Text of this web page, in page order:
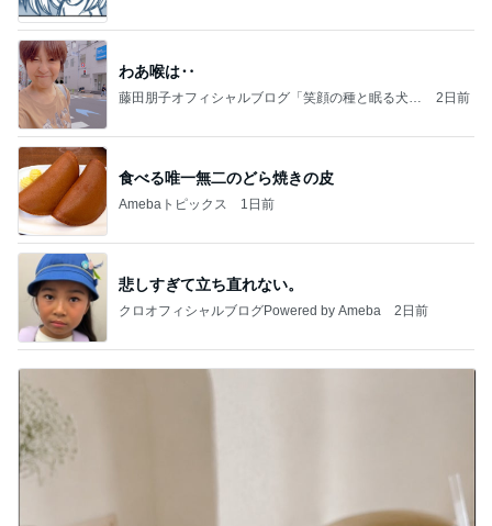
わあ喉は‥
藤田朋子オフィシャルブログ「笑顔の種と眠る犬」
2日前
食べる唯一無二のどら焼きの皮
Amebaトピックス 1日前
悲しすぎて立ち直れない。
クロオフィシャルブログPowered by Ameba 2日前